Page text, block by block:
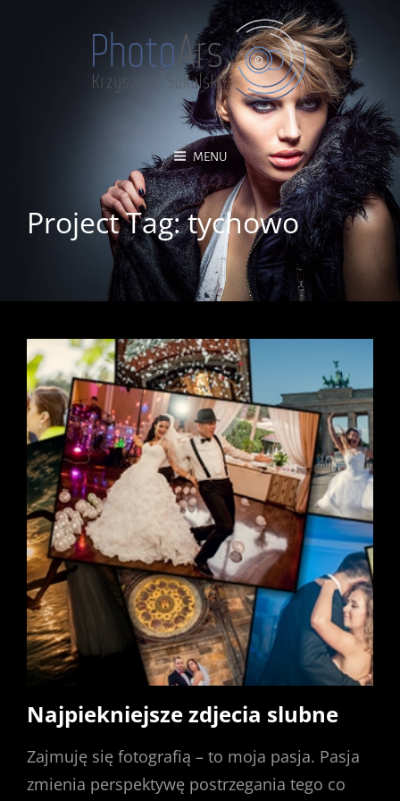
MENU
Project Tag:tychowo
Najpiekniejsze zdjecia slubne
Zajmuję się fotografią – to moja pasja. Pasja
zmienia perspektywę postrzegania tego co